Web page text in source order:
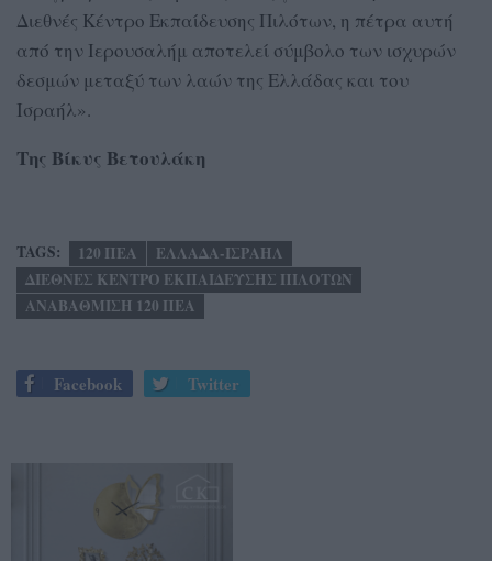
Διεθνές Κέντρο Εκπαίδευσης Πιλότων, η πέτρα αυτή
από την Ιερουσαλήμ αποτελεί σύμβολο των ισχυρών
δεσμών μεταξύ των λαών της Ελλάδας και του
Ισραήλ».
Της Βίκυς Βετουλάκη
TAGS: 120 ΠΕΑ
ΕΛΛΑΔΑ-ΙΣΡΑΗΛ
ΔΙΕΘΝΕΣ ΚΕΝΤΡΟ ΕΚΠΑΙΔΕΥΣΗΣ ΠΙΛΟΤΩΝ
ΑΝΑΒΑΘΜΙΣΗ 120 ΠΕΑ
Facebook Twitter